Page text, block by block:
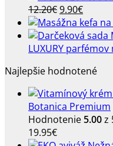
12.20€Pôvodná
cena
bola:
12.20€.
9.90€
cena
je:
9.90€.
LUXURY
Najlepšie hodnotené
Botanica Premium
Hodnotenie 5.00z
19.95€